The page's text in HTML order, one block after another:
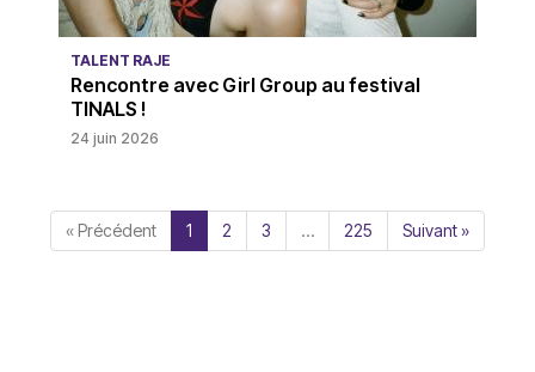
TALENT RAJE
Rencontre avec Girl Group au festival
TINALS !
24 juin 2026
« Précédent 1 2 3 … 225 Suivant »